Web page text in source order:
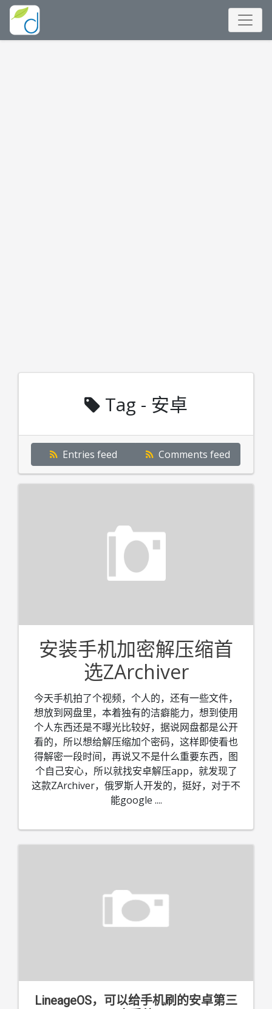
Tag - 安卓
Entries feed Comments feed
安装手机加密解压缩首
选ZArchiver
今天手机拍了个视频，个人的，还有一些文件，
想放到网盘里，本着独有的洁癖能力，想到使用
个人东西还是不曝光比较好，据说网盘都是公开
看的，所以想给解压缩加个密码，这样即使看也
得解密一段时间，再说又不是什么重要东西，图
个自己安心，所以就找安卓解压app，就发现了
这款ZArchiver，俄罗斯人开发的，挺好，对于不
能google ....
LineageOS，可以给手机刷的安卓第三